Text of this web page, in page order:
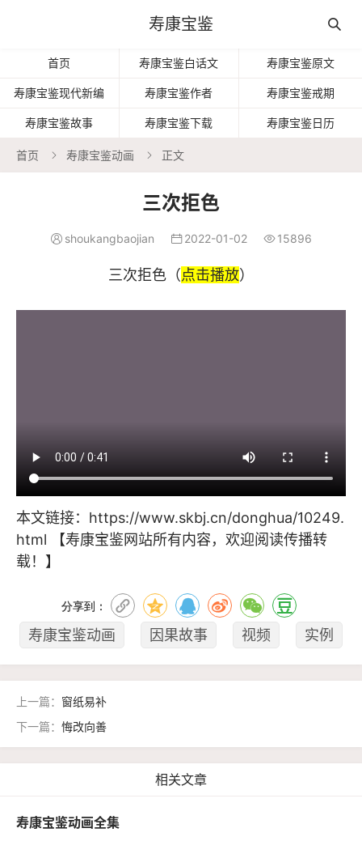
寿康宝鉴 
首页 寿康宝鉴白话文 寿康宝鉴原文
寿康宝鉴现代新编 寿康宝鉴作者 寿康宝鉴戒期
寿康宝鉴故事 寿康宝鉴下载 寿康宝鉴日历
首页  寿康宝鉴动画  正文
三次拒色
 shoukangbaojian  2022-01-02  15896
三次拒色（点击播放）
本文链接： https://www.skbj.cn/donghua/10249.
html 【寿康宝鉴网站所有内容，欢迎阅读传播转
载！】
分享到：
寿康宝鉴动画 因果故事 视频 实例
上一篇： 窗纸易补
下一篇： 悔改向善
相关文章
寿康宝鉴动画全集